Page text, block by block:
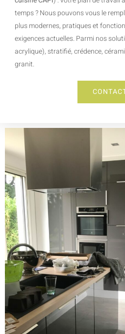
temps ? Nous pouvons vous le
plus modernes, pratiques et
exigences actuelles. Parmi nos
acrylique), stratifié, crédence,
granit.